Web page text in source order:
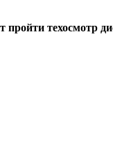
пройти техосмотр